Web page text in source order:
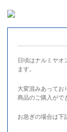
日頃はナルミヤオ
ます。
大変混みあってお
商品のご購入がで
お急ぎの場合は下